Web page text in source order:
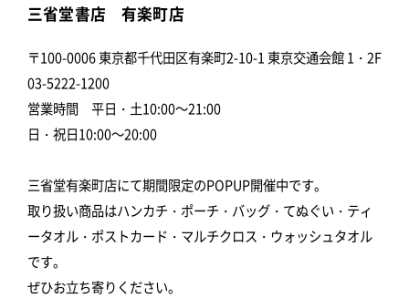
三省堂書店 有楽町店
〒100-0006 東京都千代田区有楽町2-10-1 東京交通会館 1・2F
03-5222-1200
営業時間 平日・土10:00～21:00
日・祝日10:00～20:00
三省堂有楽町店にて期間限定のPOPUP開催中です。
取り扱い商品はハンカチ・ポーチ・バッグ・てぬぐい・ティ
ータオル・ポストカード・マルチクロス・ウォッシュタオル
です。
ぜひお立ち寄りください。